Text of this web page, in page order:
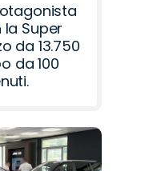
Super
da 13.750
da 100